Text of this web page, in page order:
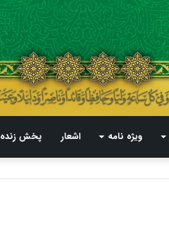
ویژه نامه اشعار پخش زنده